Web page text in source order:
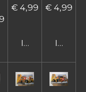
€ 4,99
In
€ 4,99
In